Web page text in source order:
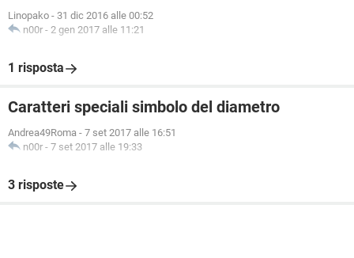
Linopako - 31 dic 2016 alle 00:52
n00r - 2 gen 2017 alle 11:21
1 risposta
Caratteri speciali simbolo del diametro
Andrea49Roma - 7 set 2017 alle 16:51
n00r - 7 set 2017 alle 19:33
3 risposte